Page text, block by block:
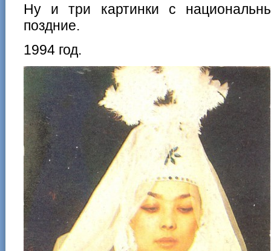
Ну и три картинки с
поздние.
1994 год.